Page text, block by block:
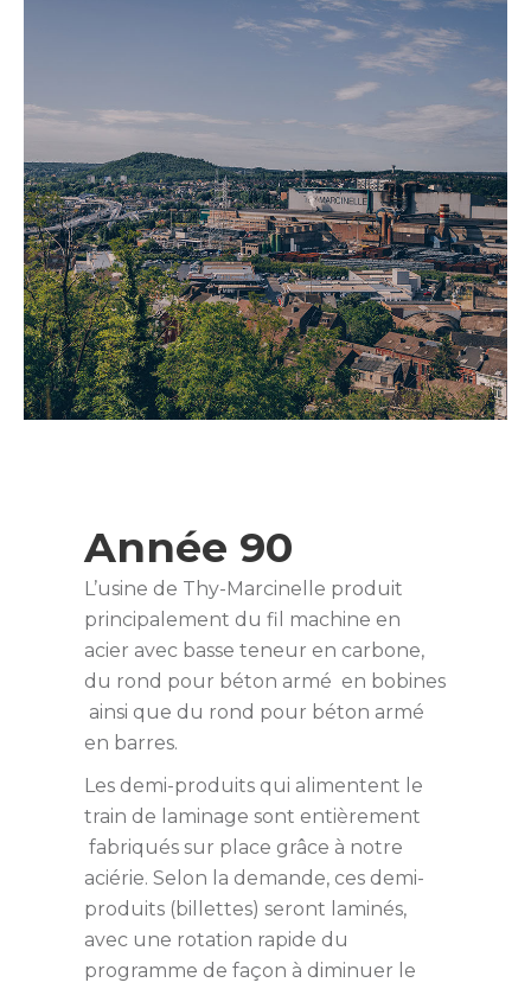
Année 90
L’usine de Thy-Marcinelle produit
principalement du fil machine en
acier avec basse teneur en carbone,
du rond pour béton armé en bobines
ainsi que du rond pour béton armé
en barres.
Les demi-produits qui alimentent le
train de laminage sont entièrement
fabriqués sur place grâce à notre
aciérie. Selon la demande, ces demi-
produits (billettes) seront laminés,
avec une rotation rapide du
programme de façon à diminuer le